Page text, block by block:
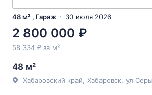
48 м² , Гараж 30 июля 2026
2 800 000 ₽
58 334 ₽ за м²
48 м²
Хабаровский край Хабаровск ул